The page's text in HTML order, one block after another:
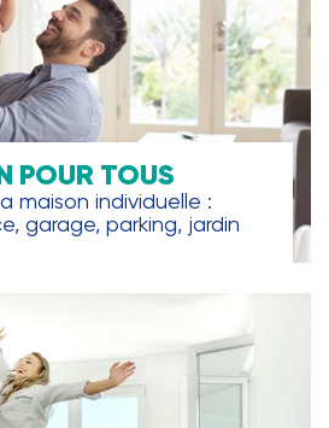
POUR TOUS
maison individuelle :
garage, parking, jardin